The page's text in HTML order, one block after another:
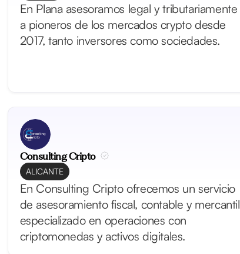
En Plana asesoramos legal y tributariamente
a pioneros de los mercados crypto desde
2017, tanto inversores como sociedades.
Consulting Cripto
ALICANTE
En Consulting Cripto ofrecemos un servicio
de asesoramiento fiscal, contable y mercantil
especializado en operaciones con
criptomonedas y activos digitales.